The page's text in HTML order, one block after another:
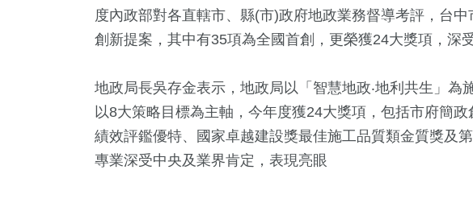
度內政部對各直轄市、縣(市)政府地政業務督導考評，台
創新提案，其中有35項為全國首創，更榮獲24大獎項，深
地政局長吳存金表示，地政局以「智慧地政‧地利共生」為
以8大策略目標為主軸，今年度獲24大獎項，包括市府簡
績效評鑑優特、國家卓越建設獎最佳施工品質類金質獎及
專業深受中央及業界肯定，表現亮眼